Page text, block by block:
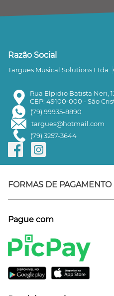
Razão Social
Targues Musical Solutions Ltda
Rua Elpidio Batista Neri,
CEP: 49100-000 - São
(79) 99935-8890
targues@hotmail.com
(79) 3257-3644
FORMAS DE PAGAMENTO
Pague com